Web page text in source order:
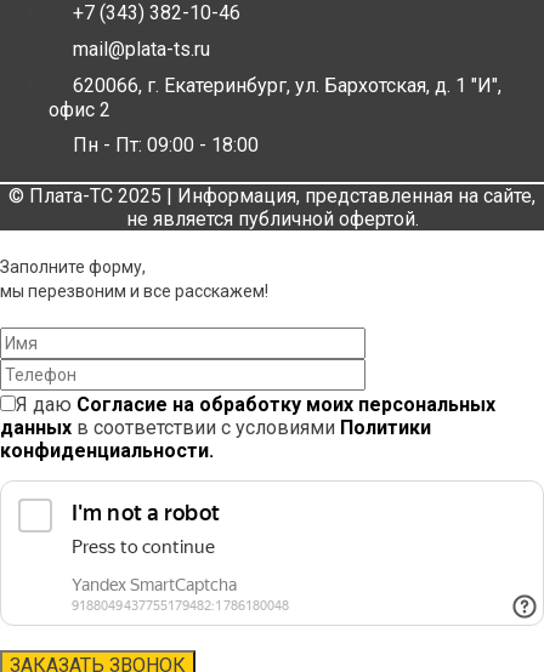
+7 (343) 382-10-46
mail@plata-ts.ru
620066, г. Екатеринбург, ул. Бархотская, д. 1 "И",
офис 2
Пн - Пт: 09:00 - 18:00
© Плата-ТС 2025 | Информация, представленная на сайте,
не является публичной офертой.
Заполните форму,
мы перезвоним и все расскажем!
Я даю Согласие на обработку моих персональных
данных в соответствии с условиями Политики
конфиденциальности.